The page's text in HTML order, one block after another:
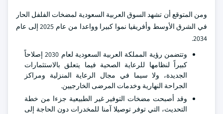
ومن المتوقع أن تشهد السوق العربية السعودية لمضخات الفلفل الحار
في الشرق الأوسط وأفريقيا نموا كبيرا وواعدا من عام 2025 إلى عام
2034.
وتتضمن رؤية المملكة العربية السعودية لعام 2030 إصلاحاً
كبيراً لنظامها للرعاية الصحية فيما يتعلق بالاستثمارات
الجديدة، ولا سيما في مجال الرعاية المنزلية ومراكز
الجراحة النهارية وخدمات المرضى الخارجيين.
وقد أصبحت مضخات التوفير غير الطبيعية جزءا من خطة
التحديث، التي توفر توصيلا آمنا للمخدرات دون الحاجة إلى